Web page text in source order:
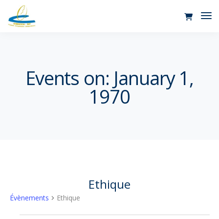
Events on: January 1,
1970
Ethique
Évènements Ethique